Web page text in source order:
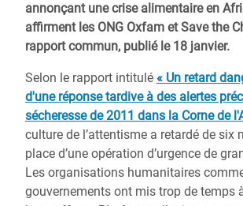
annonçant une crise alimentaire en
affirment les ONG Oxfam et Save the
rapport commun, publié le 18 janvier.
Selon le rapport intitulé « Un retard
d'une réponse tardive à des alertes
sécheresse de 2011 dans la Corne de
culture de l’attentisme a retardé de six
place d’une opération d’urgence de
Les organisations humanitaires
gouvernements ont mis trop de temps